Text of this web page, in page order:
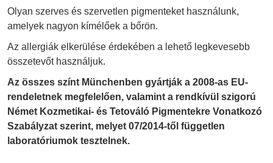
Olyan szerves és szervetlen pigmenteket használunk,
amelyek nagyon kímélőek a bőrön.
Az allergiák elkerülése érdekében a lehető legkevesebb
összetevőt használjuk.
Az összes színt Münchenben gyártják a 2008-as EU-
rendeletnek megfelelően, valamint a rendkívül szigorú
Német Kozmetikai- és Tetováló Pigmentekre Vonatkozó
Szabályzat szerint, melyet 07/2014-től független
laboratóriumok tesztelnek.